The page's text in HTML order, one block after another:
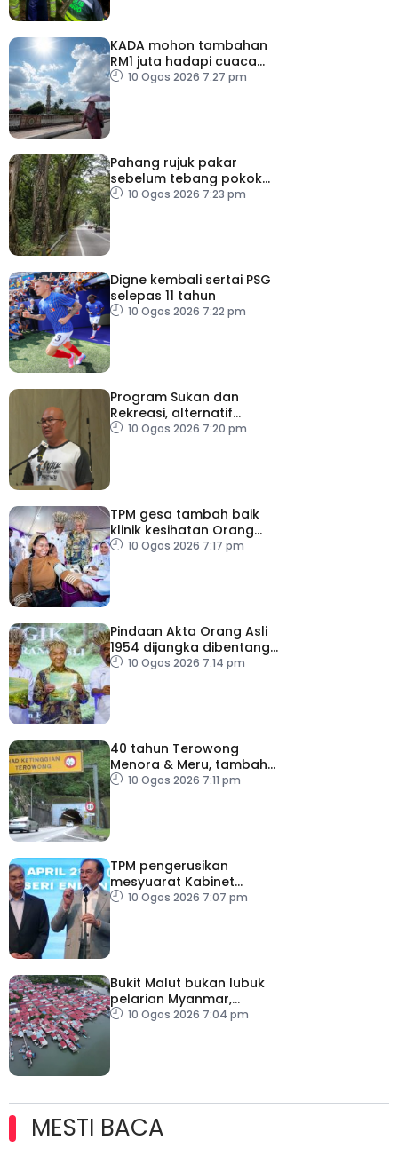
KADA mohon tambahan
RM1 juta hadapi cuaca
panas
10 Ogos 2026 7:27 pm
Pahang rujuk pakar
sebelum tebang pokok
tua, uzur
10 Ogos 2026 7:23 pm
Digne kembali sertai PSG
selepas 11 tahun
10 Ogos 2026 7:22 pm
Program Sukan dan
Rekreasi, alternatif
bersama keluarga
10 Ogos 2026 7:20 pm
TPM gesa tambah baik
klinik kesihatan Orang
Asli10 Ogos 2026 7:17 pm
Pindaan Akta Orang Asli
1954 dijangka dibentang
hujung tahun 2026
10 Ogos 2026 7:14 pm
40 tahun Terowong
Menora & Meru, tambah
baik dan selenggara elak
10 Ogos 2026 7:11 pm
TPM pengerusikan
mesyuarat Kabinet
sepanjang ketiadaan PM
10 Ogos 2026 7:07 pm
Bukit Malut bukan lubuk
pelarian Myanmar,
majoriti penduduk
10 Ogos 2026 7:04 pm
MESTI BACA